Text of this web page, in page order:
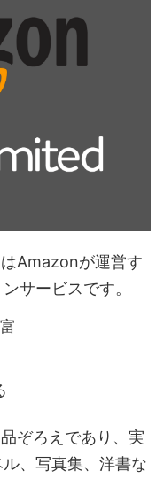
Amazonが運営す
サービスです。
ぞろえであり、実
、写真集、洋書な